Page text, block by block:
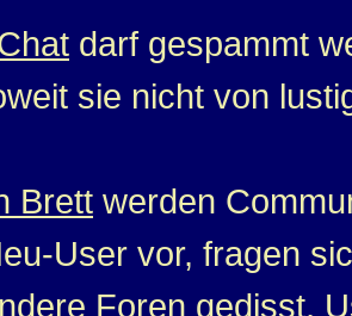
darf gespammt
sie nicht von
Brett werden
User vor, fragen
Foren gedisst,